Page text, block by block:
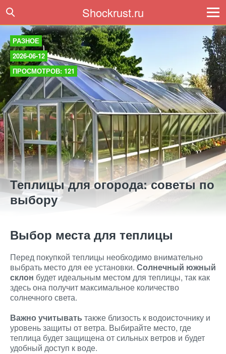
Shockrust.ru
РАЗНОЕ
2026-06-12
ПРОСМОТРОВ: 121
Теплицы для огорода: советы по
выбору
Выбор места для теплицы
Перед покупкой теплицы необходимо внимательно
выбрать место для ее установки. Солнечный южный
склон будет идеальным местом для теплицы, так как
здесь она получит максимальное количество
солнечного света.
Важно учитывать также близость к водоисточнику и
уровень защиты от ветра. Выбирайте место, где
теплица будет защищена от сильных ветров и будет
удобный доступ к воде.